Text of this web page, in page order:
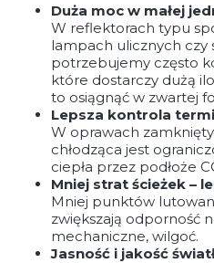
Duża moc w małej
W reflektorach typu
lampach ulicznych czy
potrzebujemy często
które dostarczy dużą
to osiągnąć w zwartej
Lepsza kontrola
W oprawach
chłodząca jest
ciepła przez podłoże
Mniej strat ścieżek –
Mniej punktów
zwiększają odporność
mechaniczne, wilgoć.
Jasność i jakość